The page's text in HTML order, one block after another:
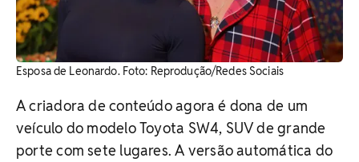
Esposa de Leonardo. Foto: Reprodução/Redes Sociais
A criadora de conteúdo agora é dona de um
veículo do modelo Toyota SW4, SUV de grande
porte com sete lugares. A versão automática do